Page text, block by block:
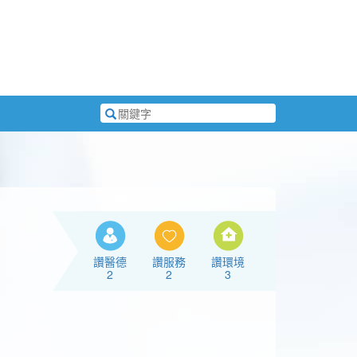
搜
尋
讚醫德
2
讚服務
2
讚環境
3